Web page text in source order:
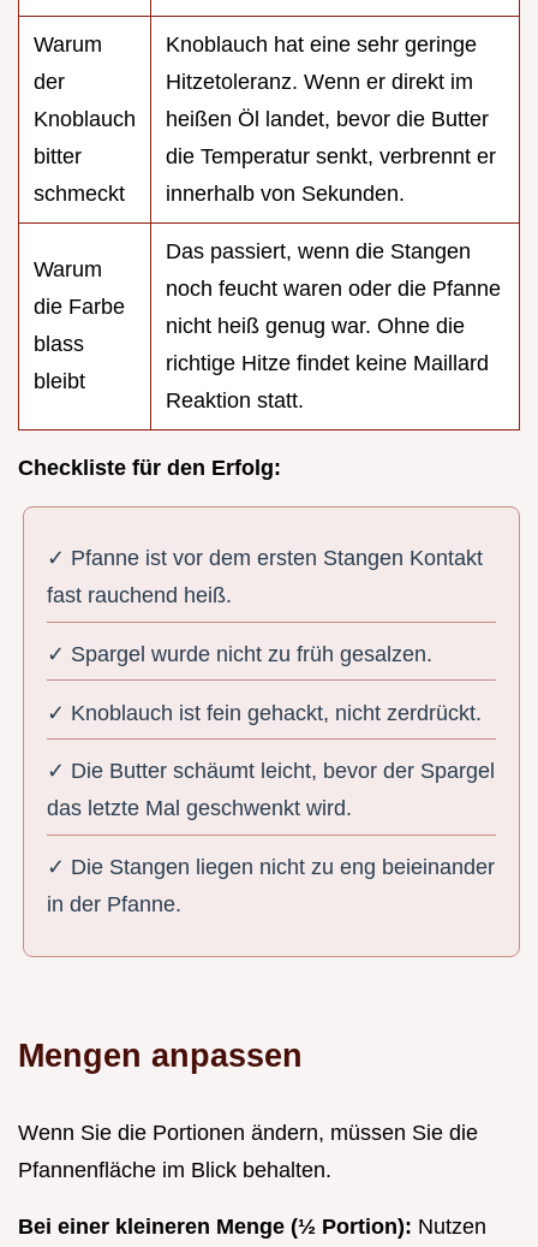
Warum
der
Knoblauch
bitter
schmeckt
Knoblauch hat eine sehr geringe
Hitzetoleranz. Wenn er direkt im
heißen Öl landet, bevor die Butter
die Temperatur senkt, verbrennt er
innerhalb von Sekunden.
Warum
die Farbe
blass
bleibt
Das passiert, wenn die Stangen
noch feucht waren oder die Pfanne
nicht heiß genug war. Ohne die
richtige Hitze findet keine Maillard
Reaktion statt.
Checkliste für den Erfolg:
✓ Pfanne ist vor dem ersten Stangen Kontakt
fast rauchend heiß.
✓ Spargel wurde nicht zu früh gesalzen.
✓ Knoblauch ist fein gehackt, nicht zerdrückt.
✓ Die Butter schäumt leicht, bevor der Spargel
das letzte Mal geschwenkt wird.
✓ Die Stangen liegen nicht zu eng beieinander
in der Pfanne.
Mengen anpassen
Wenn Sie die Portionen ändern, müssen Sie die
Pfannenfläche im Blick behalten.
Bei einer kleineren Menge (½ Portion): Nutzen